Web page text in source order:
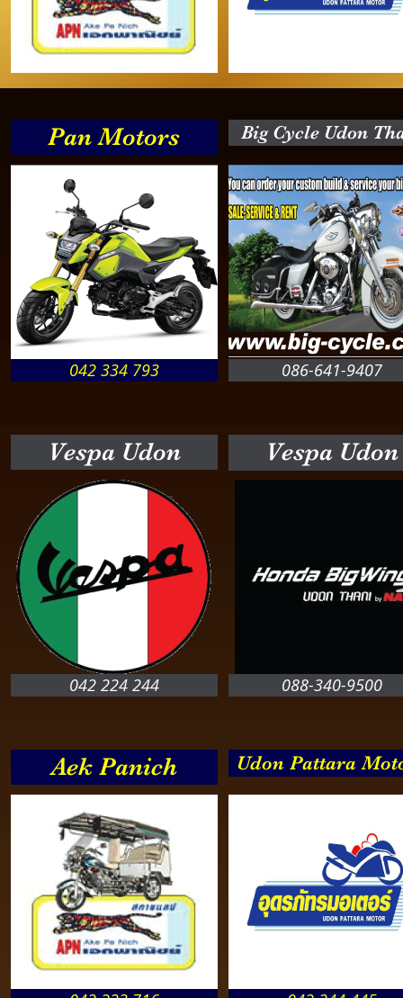
042 334 793
Pan Motors Big Cycle Udon
086-641-9407
Vespa Udon
042 224 244
Vespa Udon
088-340-9500
Aek Panich
Vespa Udon
Udon Pattara